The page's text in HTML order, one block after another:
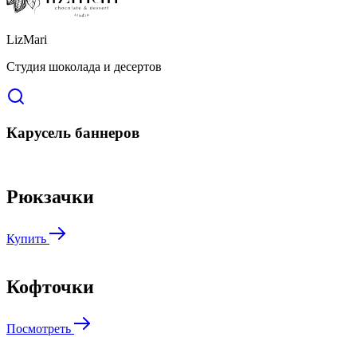
LizMari
Студия шоколада и десертов
Карусель баннеров
Рюкзачки
Купить
Кофточки
Посмотреть